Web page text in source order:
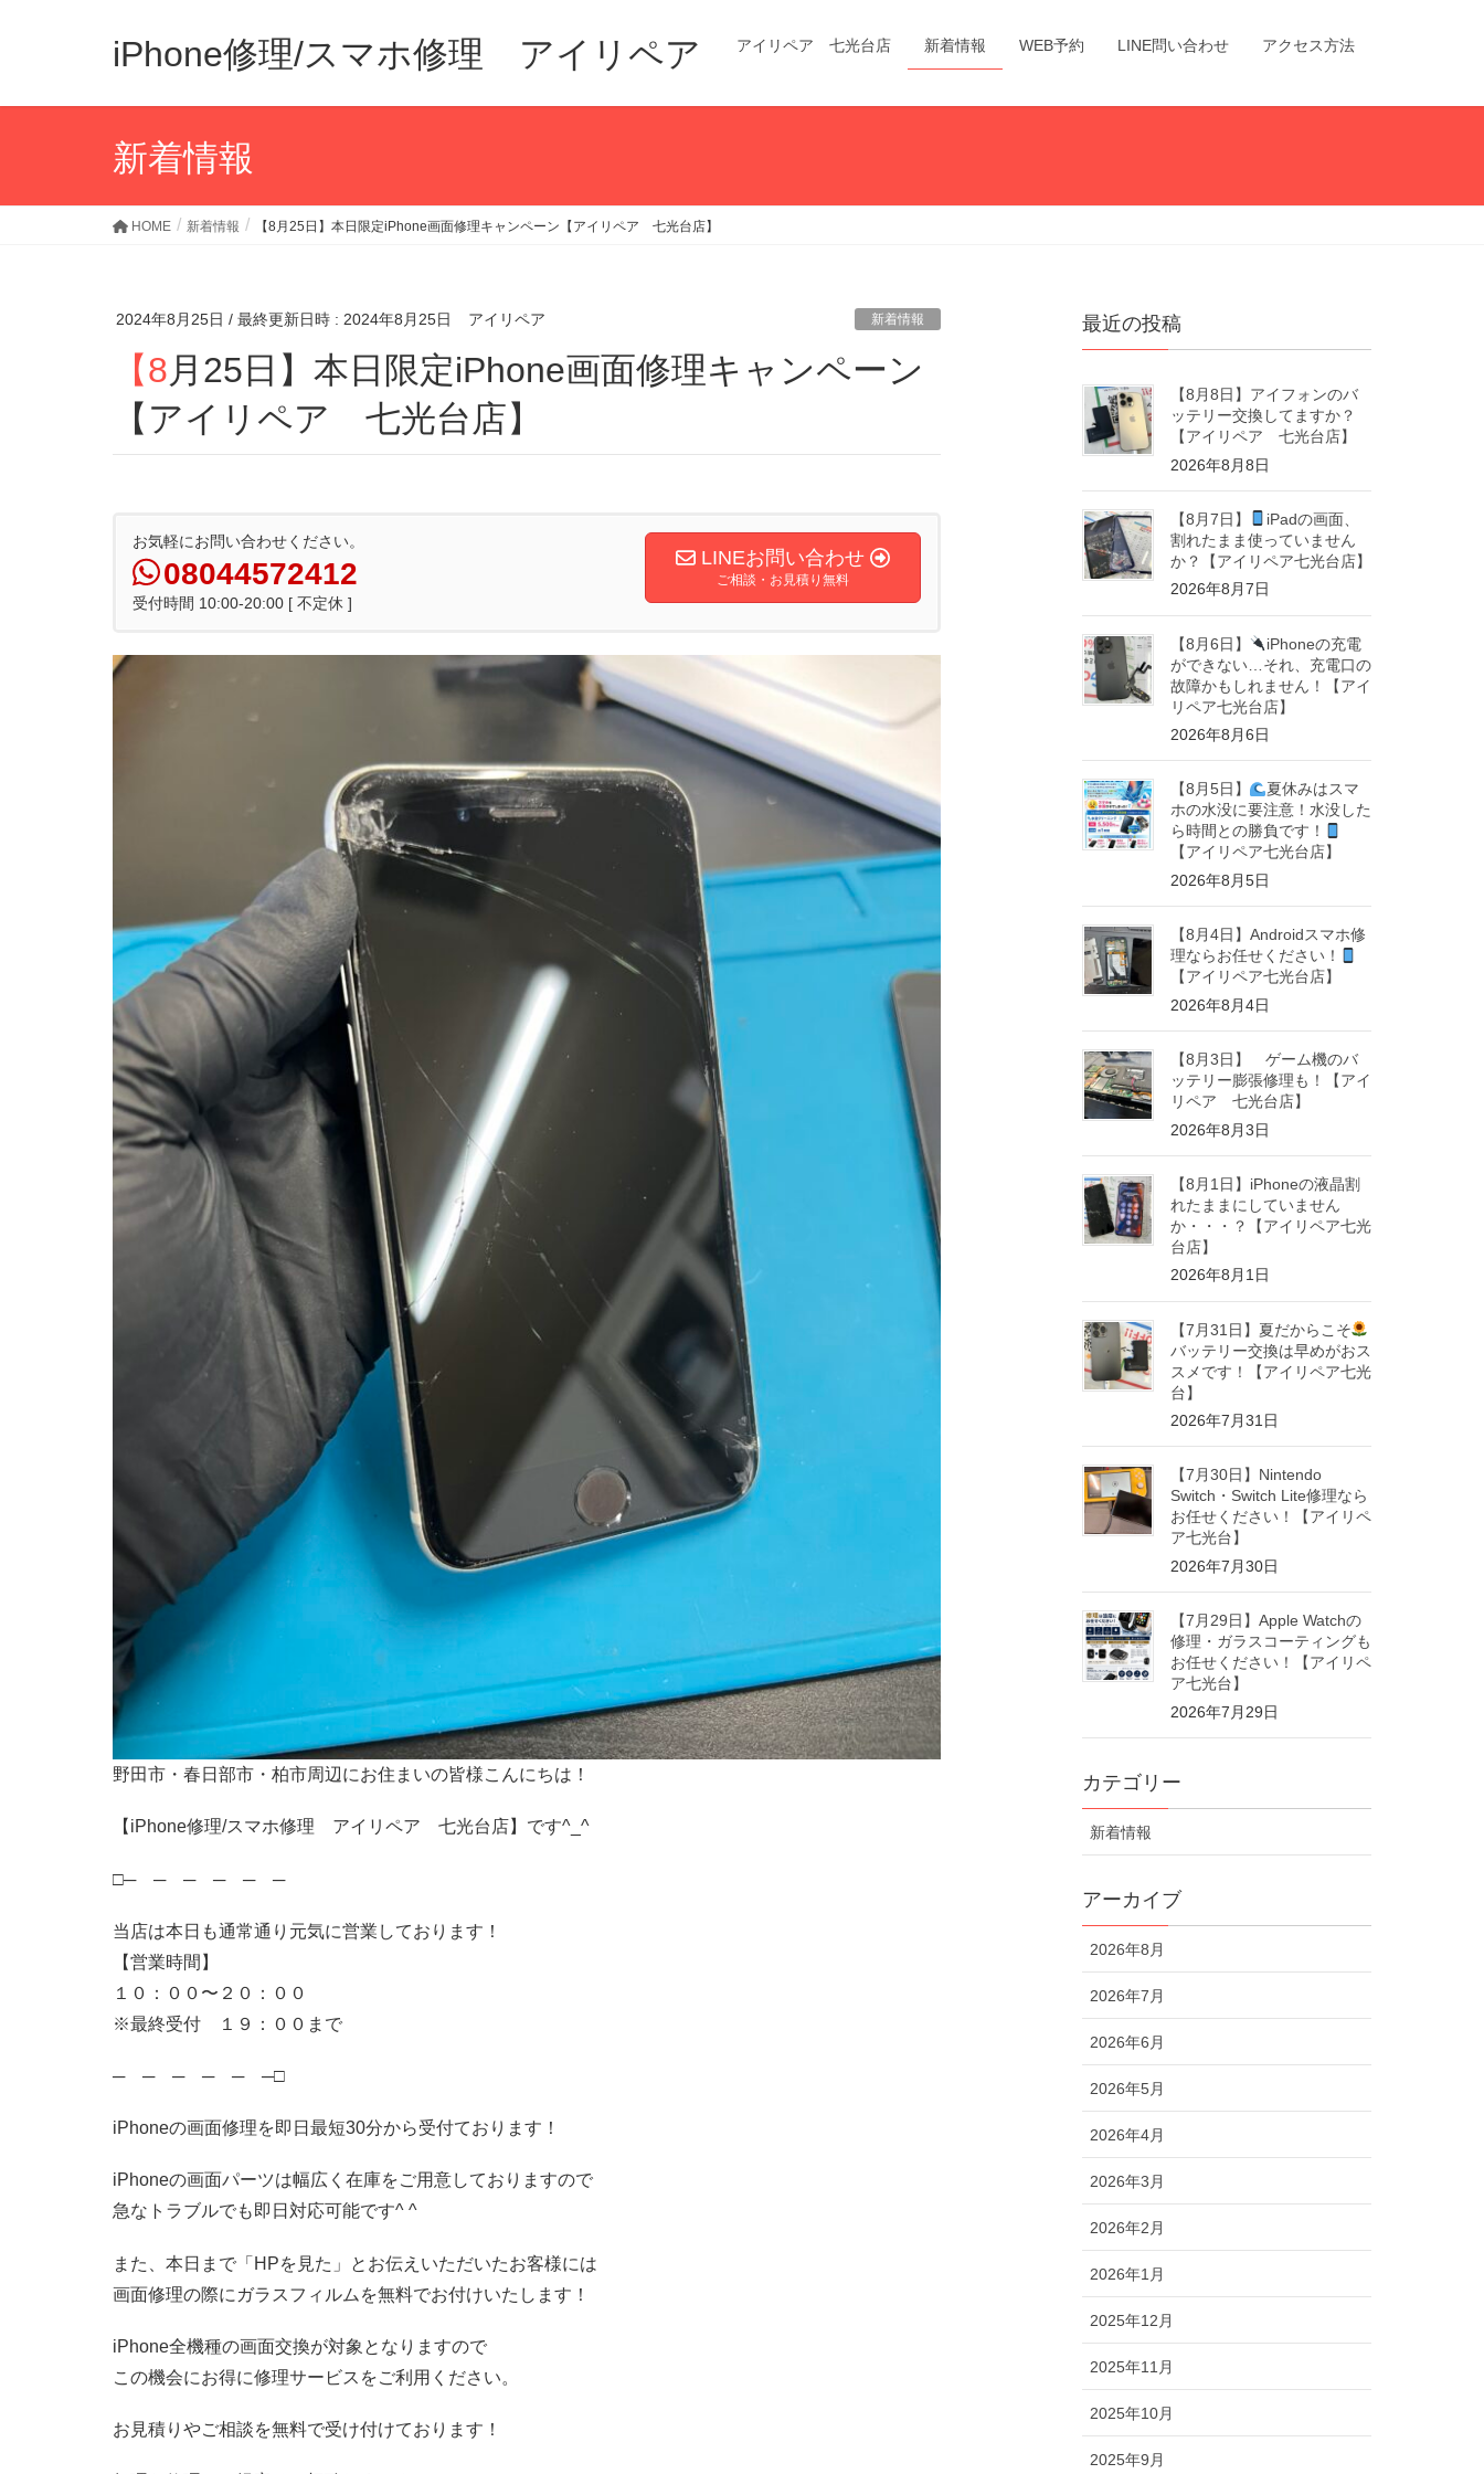
iPhone修理/スマホ修理 アイリペア アイリペア 七光台店 新着情報 WEB予約 LINE問い合わせ アクセス方法
新着情報
HOME 新着情報 【8月25日】本日限定iPhone画面修理キャンペーン【アイリペア 七光台店】
2024年8月25日 / 最終更新日時 : 2024年8月25日 アイリペア 新着情報
【8月25日】本日限定iPhone画面修理キャンペーン
【アイリペア 七光台店】
お気軽にお問い合わせください。
08044572412
受付時間 10:00-20:00 [ 不定休 ]
LINEお問い合わせ
ご相談・お見積り無料
野田市・春日部市・柏市周辺にお住まいの皆様こんにちは！
【iPhone修理/スマホ修理 アイリペア 七光台店】です^_^
□─ ─ ─ ─ ─ ─
当店は本日も通常通り元気に営業しております！
【営業時間】
１０：００〜２０：００
※最終受付 １９：００まで
─ ─ ─ ─ ─ ─□
iPhoneの画面修理を即日最短30分から受付ております！
iPhoneの画面パーツは幅広く在庫をご用意しておりますので
急なトラブルでも即日対応可能です^ ^
また、本日まで「HPを見た」とお伝えいただいたお客様には
画面修理の際にガラスフィルムを無料でお付けいたします！
iPhone全機種の画面交換が対象となりますので
この機会にお得に修理サービスをご利用ください。
お見積りやご相談を無料で受け付けております！
最近の投稿
【8月8日】アイフォンのバ
ッテリー交換してますか？
【アイリペア 七光台店】
2026年8月8日
【8月7日】
iPadの画面、
割れたまま使っていません
か？【アイリペア七光台店】
2026年8月7日
【8月6日】
iPhoneの充電
ができない…それ、充電口の
故障かもしれません！【アイ
リペア七光台店】
2026年8月6日
【8月5日】
夏休みはスマ
ホの水没に要注意！水没した
ら時間との勝負です！
【アイリペア七光台店】
2026年8月5日
【8月4日】Androidスマホ修
理ならお任せください！
【アイリペア七光台店】
2026年8月4日
【8月3日】 ゲーム機のバ
ッテリー膨張修理も！【アイ
リペア 七光台店】
2026年8月3日
【8月1日】iPhoneの液晶割
れたままにしていません
か・・・？【アイリペア七光
台店】
2026年8月1日
【7月31日】夏だからこそ
バッテリー交換は早めがおス
スメです！【アイリペア七光
台】
2026年7月31日
【7月30日】Nintendo
Switch・Switch Lite修理なら
お任せください！【アイリペ
ア七光台】
2026年7月30日
【7月29日】Apple Watchの
修理・ガラスコーティングも
お任せください！【アイリペ
ア七光台】
2026年7月29日
カテゴリー
新着情報
アーカイブ
2026年8月
2026年7月
2026年6月
2026年5月
2026年4月
2026年3月
2026年2月
2026年1月
2025年12月
2025年11月
2025年10月
2025年9月